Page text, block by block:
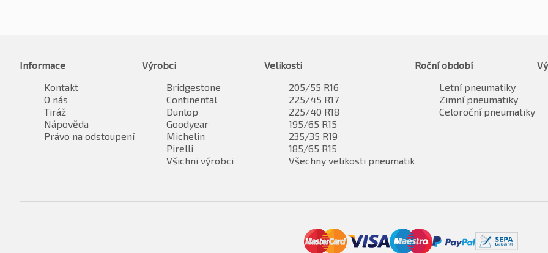
Informace
Kontakt
O nás
Tiráž
Nápověda
Právo na odstoupení
Výrobci
Bridgestone
Continental
Dunlop
Goodyear
Michelin
Pirelli
Všichni výrobci
Velikosti
205/55 R16
225/45 R17
225/40 R18
195/65 R15
235/35 R19
185/65 R15
Všechny velikosti pneumatik
Roční období
Letní pneumatiky
Zimní pneumatiky
Celoroční pneumatiky